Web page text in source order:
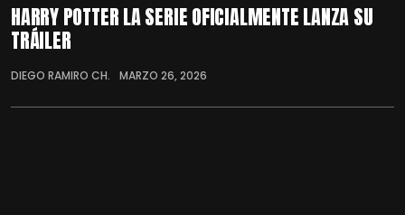
HARRY POTTER LA SERIE OFICIALMENTE LANZA SU
TRÁILER
DIEGO RAMIRO CH. MARZO 26, 2026